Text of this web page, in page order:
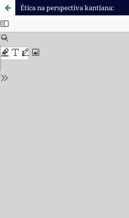
Ética na perspectiva kantiana: